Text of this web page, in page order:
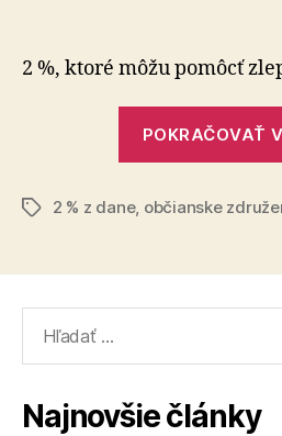
2 %, ktoré môžu pomôcť
POKRAČOVAŤ
Značky2 % z dane, občianske
Najnovšie články